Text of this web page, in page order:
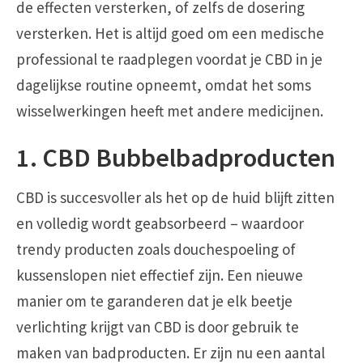
de effecten versterken, of zelfs de dosering
versterken. Het is altijd goed om een medische
professional te raadplegen voordat je CBD in je
dagelijkse routine opneemt, omdat het soms
wisselwerkingen heeft met andere medicijnen.
1. CBD Bubbelbadproducten
CBD is succesvoller als het op de huid blijft zitten
en volledig wordt geabsorbeerd – waardoor
trendy producten zoals douchespoeling of
kussenslopen niet effectief zijn. Een nieuwe
manier om te garanderen dat je elk beetje
verlichting krijgt van CBD is door gebruik te
maken van badproducten. Er zijn nu een aantal